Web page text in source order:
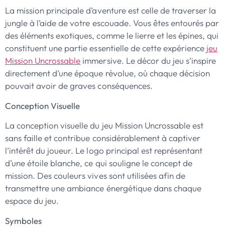
La mission principale d’aventure est celle de traverser la
jungle à l’aide de votre escouade. Vous êtes entourés par
des éléments exotiques, comme le lierre et les épines, qui
constituent une partie essentielle de cette expérience jeu
Mission Uncrossable immersive. Le décor du jeu s’inspire
directement d’une époque révolue, où chaque décision
pouvait avoir de graves conséquences.
Conception Visuelle
La conception visuelle du jeu Mission Uncrossable est
sans faille et contribue considérablement à captiver
l’intérêt du joueur. Le logo principal est représentant
d’une étoile blanche, ce qui souligne le concept de
mission. Des couleurs vives sont utilisées afin de
transmettre une ambiance énergétique dans chaque
espace du jeu.
Symboles